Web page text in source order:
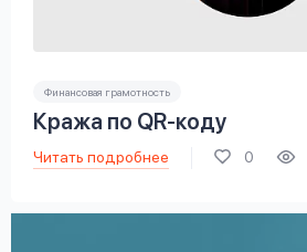
Финансовая грамотность
Кража по QR-коду
Читать подробнее 0